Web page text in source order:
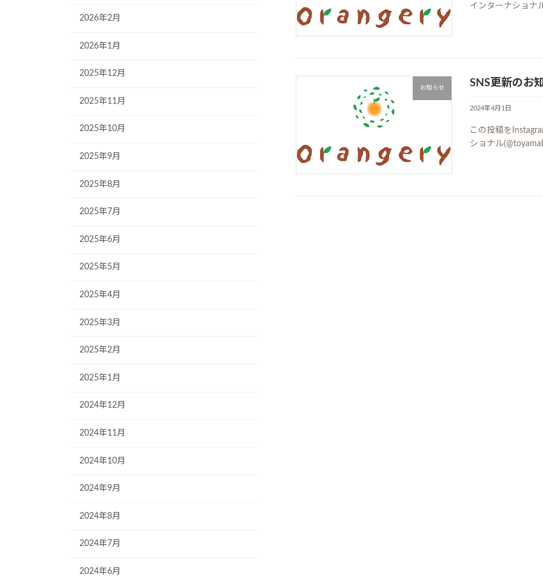
インターナショナ
お知らせ SNS更新のお
2024年4月1日
この投稿を
ショナル
2026年2月
2026年1月
2025年12月
2025年11月
2025年10月
2025年9月
2025年8月
2025年7月
2025年6月
2025年5月
2025年4月
2025年3月
2025年2月
2025年1月
2024年12月
2024年11月
2024年10月
2024年9月
2024年8月
2024年7月
2024年6月